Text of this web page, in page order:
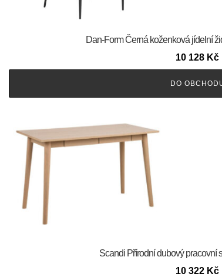
​​​​​Dan-Form Černá koženková jídelní
10 128 Kč
DO
Scandi Přírodní dubový pracovní
10 322 Kč